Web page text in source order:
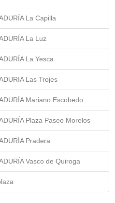
La Capilla
La Luz
La Yesca
Las Trojes
Mariano Escobedo
Plaza Paseo Morelos
Pradera
Vasco de Quiroga